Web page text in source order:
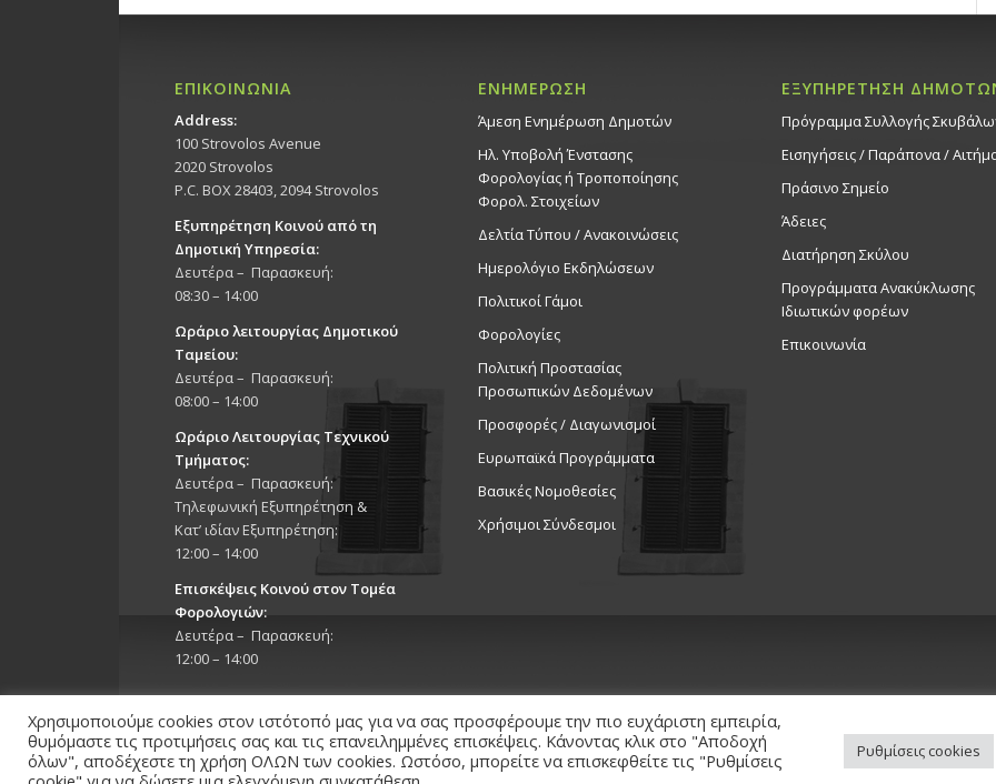
ΕΠΙΚΟΙΝΩΝΙΑ
Address:
100 Strovolos Avenue
2020 Strovolos
P.C. BOX 28403, 2094 Strovolos
Εξυπηρέτηση Κοινού από τη
Δημοτική Υπηρεσία:
Δευτέρα – Παρασκευή:
08:30 – 14:00
Ωράριο λειτουργίας Δημοτικού
Ταμείου:
Δευτέρα – Παρασκευή:
08:00 – 14:00
Ωράριο Λειτουργίας Τεχνικού
Τμήματος:
Δευτέρα – Παρασκευή:
Τηλεφωνική Εξυπηρέτηση &
Κατ’ ιδίαν Εξυπηρέτηση:
12:00 – 14:00
Επισκέψεις Κοινού στον Τομέα
Φορολογιών:
Δευτέρα – Παρασκευή:
12:00 – 14:00
ΕΝΗΜΕΡΩΣΗ
Άμεση Ενημέρωση Δημοτών
Ηλ. Υποβολή Ένστασης
Φορολογίας ή Τροποποίησης
Φορολ. Στοιχείων
Δελτία Τύπου / Ανακοινώσεις
Ημερολόγιο Εκδηλώσεων
Πολιτικοί Γάμοι
Φορολογίες
Πολιτική Προστασίας
Προσωπικών Δεδομένων
Προσφορές / Διαγωνισμοί
Ευρωπαϊκά Προγράμματα
Βασικές Νομοθεσίες
Χρήσιμοι Σύνδεσμοι
ΕΞΥΠΗΡΕΤΗΣΗ
Πρόγραμμα Συλλογής
Εισηγήσεις / Παράπονα /
Πράσινο Σημείο
Άδειες
Διατήρηση Σκύλου
Προγράμματα Ανακύκλωσης
Ιδιωτικών φορέων
Επικοινωνία
Copyright 2026 © Δήμος Στροβόλου, All Rights Reserved. / Powered by
Χρησιμοποιούμε cookies στον ιστότοπό μας για να σας προσφέρουμε την πιο ευχάριστη εμπειρία,
θυμόμαστε τις προτιμήσεις σας και τις επανειλημμένες επισκέψεις. Κάνοντας κλικ στο "Αποδοχή
όλων", αποδέχεστε τη χρήση ΟΛΩΝ των cookies. Ωστόσο, μπορείτε να επισκεφθείτε τις "Ρυθμίσεις
Ρυθμίσεις cookies